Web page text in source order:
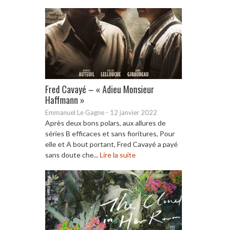
Fred Cavayé – « Adieu Monsieur
Haffmann »
Emmanuel Le Gagne - 12 janvier 2022
Après deux bons polars, aux allures de
séries B efficaces et sans fioritures, Pour
elle et A bout portant, Fred Cavayé a payé
sans doute che...Lire la suite